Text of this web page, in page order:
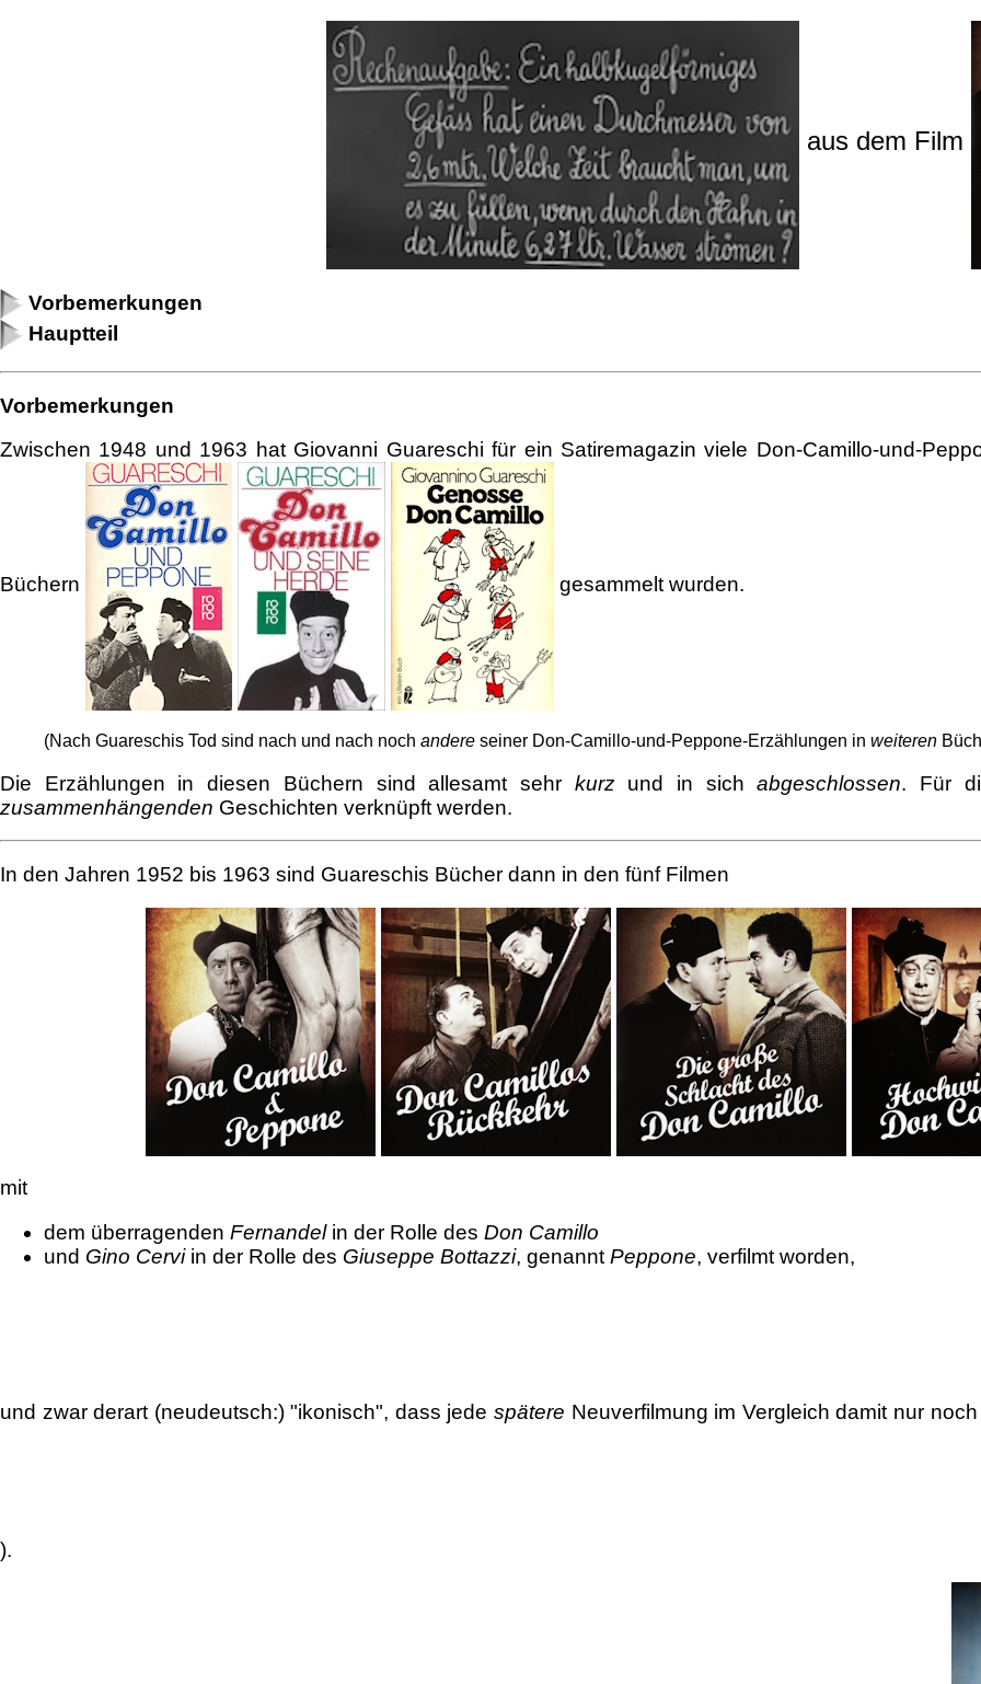
aus dem Film
Vorbemerkungen
Hauptteil
Vorbemerkungen
Zwischen 1948 und 1963 hat Giovanni Guareschi für ein Satiremagazin viele Don-Camillo-und-
Büchern gesammelt wurden.
(Nach Guareschis Tod sind nach und nach noch andere seiner Don-Camillo-und-Peppone-Erzählungen in weiteren
Die Erzählungen in diesen Büchern sind allesamt sehr kurzund in sichabgeschlossen. Für
zusammenhängenden Geschichten verknüpft werden.
In den Jahren 1952 bis 1963 sind Guareschis Bücher dann in den fünf Filmen
mit
dem überragenden Fernandelin der Rolle des Don Camillo
und Gino Cervi in der Rolle des Giuseppe Bottazzi, genannt Peppone, verfilmt worden,
und zwar derart (neudeutsch:) "ikonisch", dass jedespätere Neuverfilmung im Vergleich damit nur
).